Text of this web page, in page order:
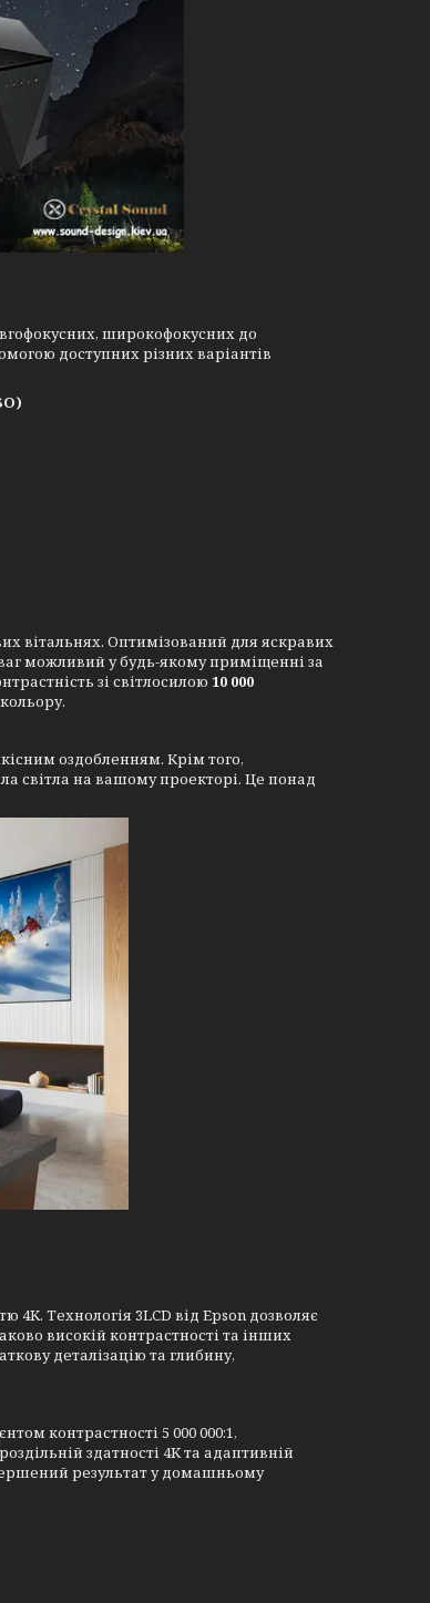
широкофокусних до
доступних різних варіантів
вітальнях. Оптимізований для яскравих
можливий у будь-якому приміщенні за
зі світлосилою 10 000
оздобленням. Крім того,
світла на вашому проекторі. Це понад
4K. Технологія 3LCD від Epson дозволяє
високій контрастності та інших
деталізацію та глибину,
контрастності 5 000 000:1,
здатності 4K та адаптивній
результат у домашньому